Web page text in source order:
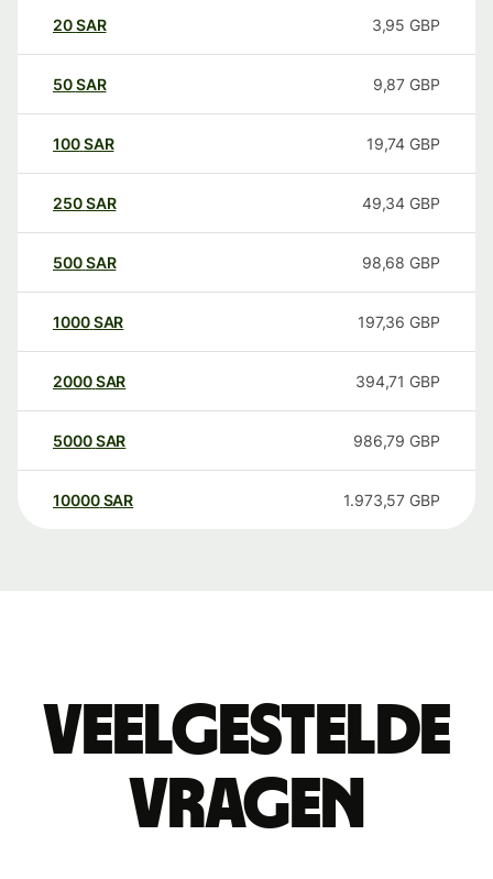
20SAR 3,95 GBP
50SAR 9,87 GBP
100SAR 19,74 GBP
250SAR 49,34 GBP
500SAR 98,68 GBP
1000SAR 197,36 GBP
2000SAR 394,71 GBP
5000SAR 986,79 GBP
10000 SAR 1.973,57 GBP
Veelgestelde
vragen